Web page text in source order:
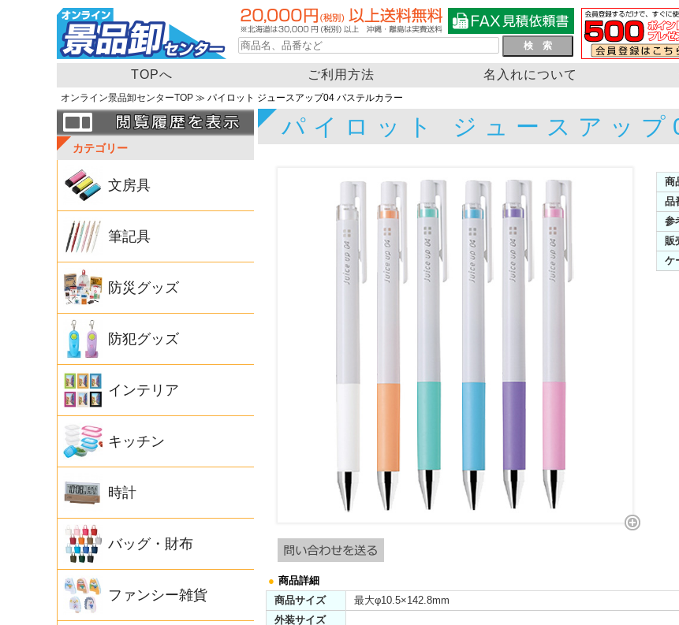
TOPへ ご利用方法 名入れについて
オンライン景品卸センターTOP ≫ パイロット ジュースアップ04 パステルカラー
カテゴリー
文房具
筆記具
防災グッズ
防犯グッズ
インテリア
キッチン
時計
バッグ・財布
ファンシー雑貨
パイロット ジュースアッ
商
参
販
ケ
● 商品詳細
商品サイズ
最大φ10.5×142.8mm
外装サイズ